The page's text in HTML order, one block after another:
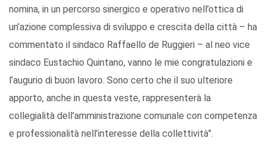
nomina, in un percorso sinergico e operativo nell’ottica di
un’azione complessiva di sviluppo e crescita della città – ha
commentato il sindaco Raffaello de Ruggieri – al neo vice
sindaco Eustachio Quintano, vanno le mie congratulazioni e
l’augurio di buon lavoro. Sono certo che il suo ulteriore
apporto, anche in questa veste, rappresenterà la
collegialità dell’amministrazione comunale con competenza
e professionalità nell’interesse della collettività”.